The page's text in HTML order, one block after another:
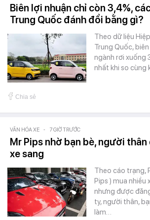
Biên lợi nhuận chỉ còn 3,4%,
Trung Quốc đánh đổi bằng gì?
Theo dữ liệu
Trung Quốc,
ngành rơi xuống
nhất khi so cùng
Chia sẻ
VĂN HÓA XE - 7 GIỜ TRƯỚC
Mr Pips nhờ bạn bè, người
xe sang
Theo cáo trạng,
Pips ) mua nhiều
nhưng được
ty, người thân,
làm…